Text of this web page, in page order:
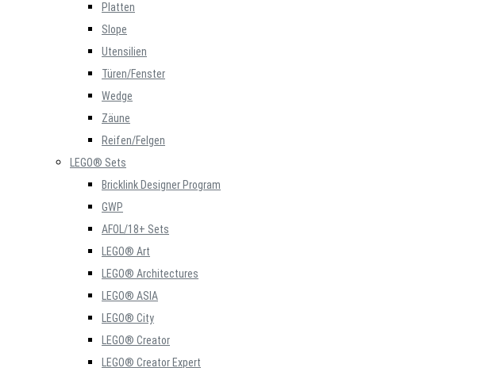
Platten
Slope
Utensilien
Türen/Fenster
Wedge
Zäune
Reifen/Felgen
LEGO® Sets
Bricklink Designer Program
GWP
AFOL/18+ Sets
LEGO® Art
LEGO® Architectures
LEGO® ASIA
LEGO® City
LEGO® Creator
LEGO® Creator Expert